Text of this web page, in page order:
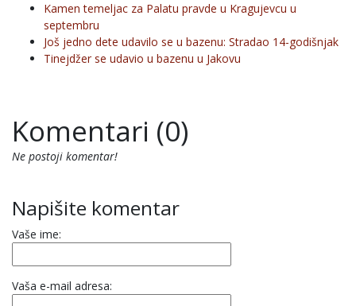
Kamen temeljac za Palatu pravde u Kragujevcu u
septembru
Još jedno dete udavilo se u bazenu: Stradao 14-godišnjak
Tinejdžer se udavio u bazenu u Jakovu
Komentari (0)
Ne postoji komentar!
Napišite komentar
Vaše ime:
Vaša e-mail adresa: